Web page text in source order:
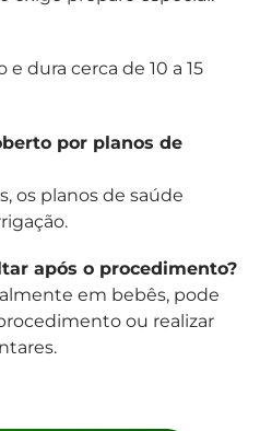
dura cerca de 10 a 15
por planos de
os planos de saúde
após o procedimento?
em bebês, pode
ou realizar